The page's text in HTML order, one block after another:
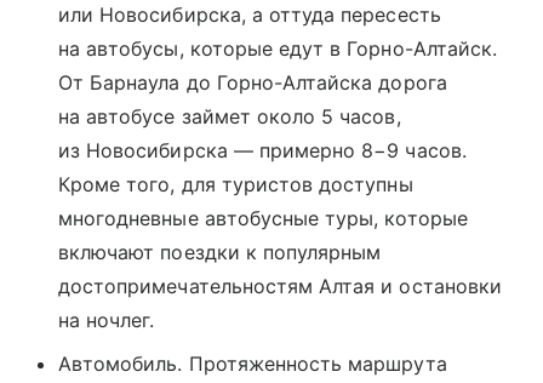
или Новосибирска, а оттуда пересесть
на автобусы, которые едут в Горно-Алтайск.
От Барнаула до Горно-Алтайска дорога
на автобусе займет около 5 часов,
из Новосибирска — примерно 8−9 часов.
Кроме того, для туристов доступны
многодневные автобусные туры, которые
включают поездки к популярным
достопримечательностям Алтая и остановки
на ночлег.
Автомобиль. Протяженность маршрута